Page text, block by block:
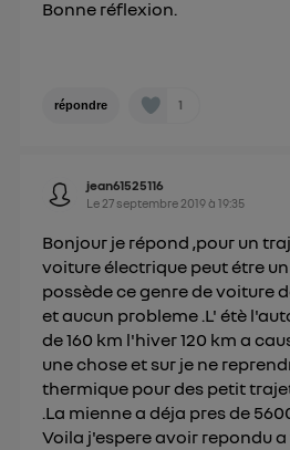
Bonne réflexion.
répondre 1
jean61525116
Le 27 septembre 2019à19:35
Bonjour je répond ,pour un
voiture électrique peut étre
possède ce genre de voiture
et aucun probleme .L' étè
de 160 km l'hiver 120 km a
une chose et sur je ne
thermique pour des petit
.La mienne a déja pres de
Voila j'espere avoir repondu